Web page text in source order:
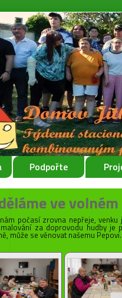
Podpořte
ve
počasí zrovna nepřeje,
za doprovodu hudby je
může se věnovat našemu Pepovi.